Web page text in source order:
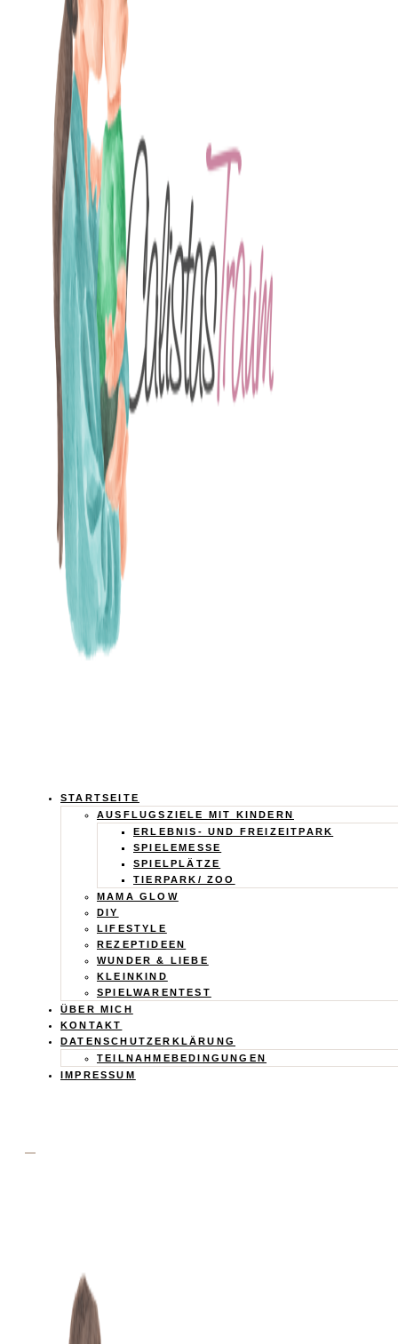
Calistas
Traum
STARTSEITE
AUSFLUGSZIELE MIT KINDERN
ERLEBNIS- UND FREIZEITPARK
SPIELEMESSE
SPIELPLÄTZE
TIERPARK/ ZOO
MAMA GLOW
DIY
LIFESTYLE
REZEPTIDEEN
WUNDER & LIEBE
KLEINKIND
SPIELWARENTEST
ÜBER MICH
KONTAKT
DATENSCHUTZERKLÄRUNG
TEILNAHMEBEDINGUNGEN
IMPRESSUM